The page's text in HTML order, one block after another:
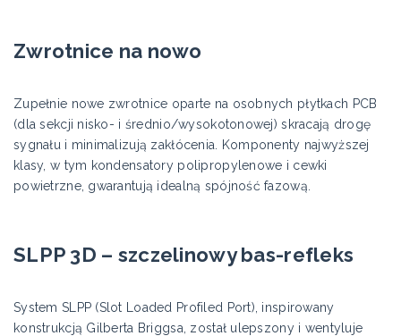
Zwrotnice na nowo
Zupełnie nowe zwrotnice oparte na osobnych płytkach PCB
(dla sekcji nisko- i średnio/wysokotonowej) skracają drogę
sygnału i minimalizują zakłócenia. Komponenty najwyższej
klasy, w tym kondensatory polipropylenowe i cewki
powietrzne, gwarantują idealną spójność fazową.
SLPP 3D – szczelinowy bas-refleks
System SLPP (Slot Loaded Profiled Port), inspirowany
konstrukcją Gilberta Briggsa, został ulepszony i wentyluje